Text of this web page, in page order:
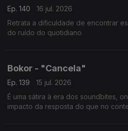
Ep. 140
16 jul. 2026
Retrata a dificuldade de encontrar
do ruído do quotidiano.
Bokor - "Cancela"
Ep. 139
15 jul. 2026
É uma sátira à era dos soundbites,
impacto da resposta do que no